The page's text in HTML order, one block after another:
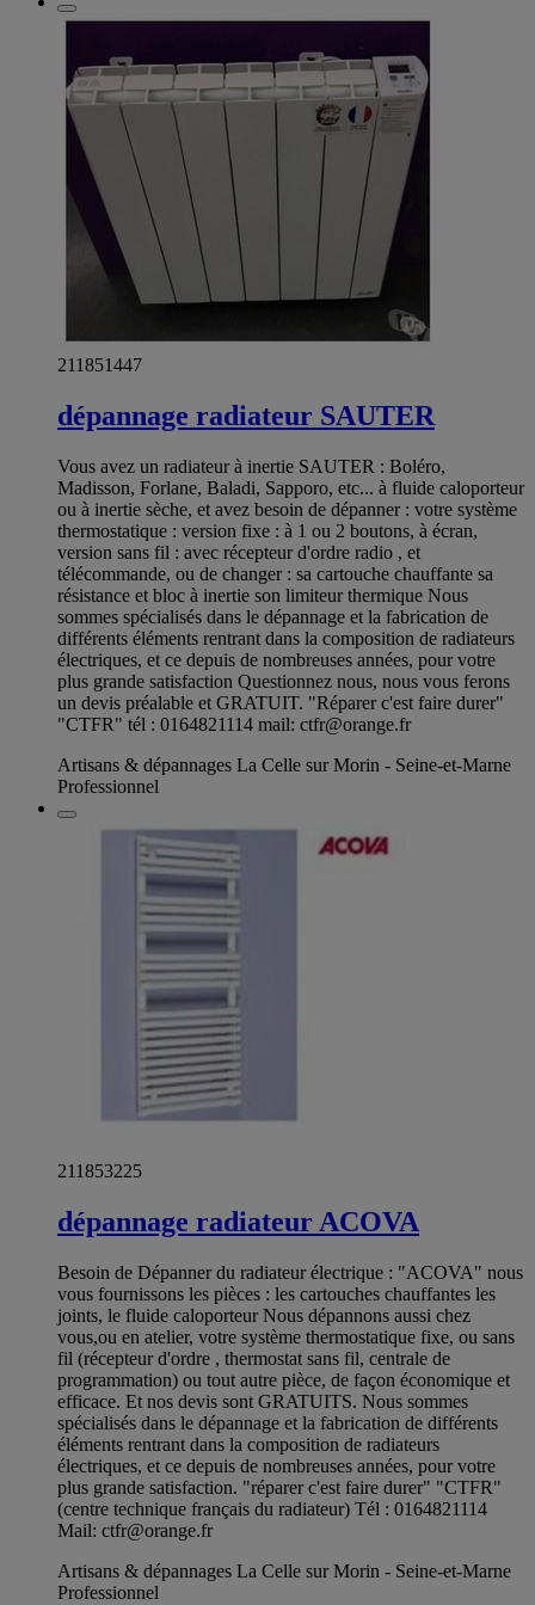
211851447
dépannage radiateur SAUTER
Vous avez un radiateur à inertie SAUTER : Boléro,
Madisson, Forlane, Baladi, Sapporo, etc... à fluide caloporteur
ou à inertie sèche, et avez besoin de dépanner : votre système
thermostatique : version fixe : à 1 ou 2 boutons, à écran,
version sans fil : avec récepteur d'ordre radio , et
télécommande, ou de changer : sa cartouche chauffante sa
résistance et bloc à inertie son limiteur thermique Nous
sommes spécialisés dans le dépannage et la fabrication de
différents éléments rentrant dans la composition de radiateurs
électriques, et ce depuis de nombreuses années, pour votre
plus grande satisfaction Questionnez nous, nous vous ferons
un devis préalable et GRATUIT. "Réparer c'est faire durer"
"CTFR" tél : 0164821114 mail: ctfr@orange.fr
Artisans & dépannages La Celle sur Morin - Seine-et-Marne
Professionnel
211853225
dépannage radiateur ACOVA
Besoin de Dépanner du radiateur électrique : "ACOVA" nous
vous fournissons les pièces : les cartouches chauffantes les
joints, le fluide caloporteur Nous dépannons aussi chez
vous,ou en atelier, votre système thermostatique fixe, ou sans
fil (récepteur d'ordre , thermostat sans fil, centrale de
programmation) ou tout autre pièce, de façon économique et
efficace. Et nos devis sont GRATUITS. Nous sommes
spécialisés dans le dépannage et la fabrication de différents
éléments rentrant dans la composition de radiateurs
électriques, et ce depuis de nombreuses années, pour votre
plus grande satisfaction. "réparer c'est faire durer" "CTFR"
(centre technique français du radiateur) Tél : 0164821114
Mail: ctfr@orange.fr
Artisans & dépannages La Celle sur Morin - Seine-et-Marne
Professionnel